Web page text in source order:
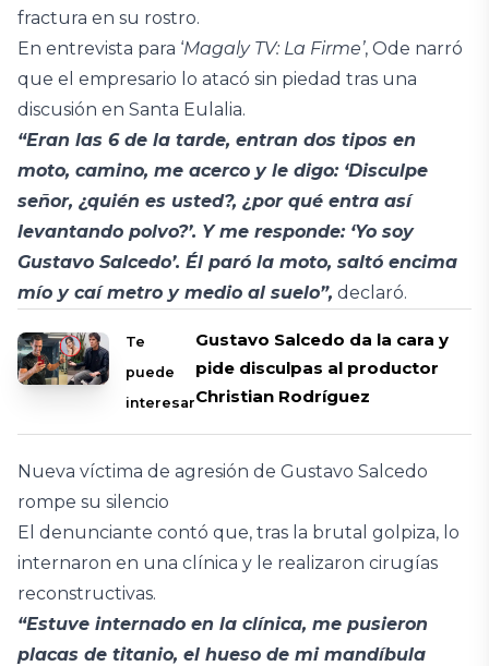
fractura en su rostro.
En entrevista para ‘Magaly TV: La Firme’, Ode narró
que el empresario lo atacó sin piedad tras una
discusión en Santa Eulalia.
“Eran las 6 de la tarde, entran dos tipos en
moto, camino, me acerco y le digo: ‘Disculpe
señor, ¿quién es usted?, ¿por qué entra así
levantando polvo?’. Y me responde: ‘Yo soy
Gustavo Salcedo’. Él paró la moto, saltó encima
mío y caí metro y medio al suelo”, declaró.
Te
puede
interesar
Gustavo Salcedo da la cara y
pide disculpas al productor
Christian Rodríguez
Nueva víctima de agresión de Gustavo Salcedo
rompe su silencio
El denunciante contó que, tras la brutal golpiza, lo
internaron en una clínica y le realizaron cirugías
reconstructivas.
“Estuve internado en la clínica, me pusieron
placas de titanio, el hueso de mi mandíbula